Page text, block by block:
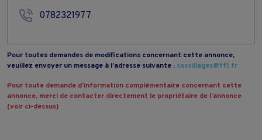
0782321977
Pour toutes demandes de modifications concernant cette annonce,
veuillez envoyer un message à l’adresse suivante : sosvillages@tf1.fr
Pour toute demande d’information complémentaire concernant cette
annonce, merci de contacter directement le propriétaire de l’annonce
(voir ci-dessus)